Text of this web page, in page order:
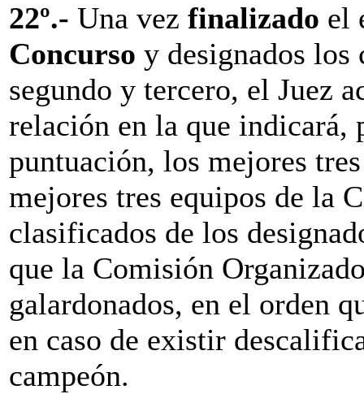
22º.- Una vez finalizado el
Concurso y designados los
segundo y tercero, el Juez
relación en la que indicará,
puntuación, los mejores
mejores tres equipos de la
clasificados de los
que la Comisión
galardonados, en el orden
en caso de existir
campeón.